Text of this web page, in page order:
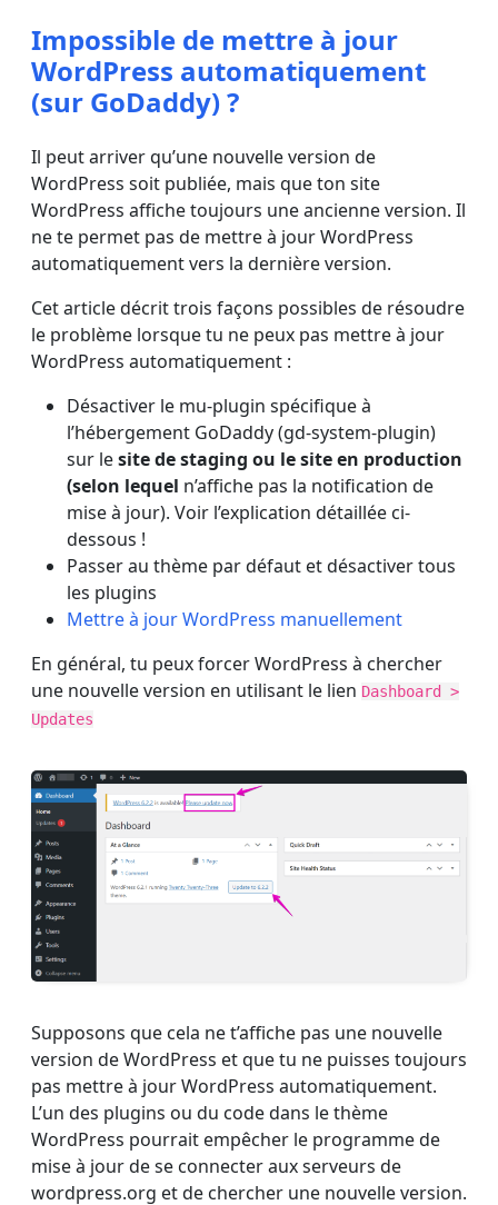
Impossible de mettre à jour
WordPress automatiquement
(sur GoDaddy) ?
Il peut arriver qu’une nouvelle version de
WordPress soit publiée, mais que ton site
WordPress affiche toujours une ancienne version. Il
ne te permet pas de mettre à jour WordPress
automatiquement vers la dernière version.
Cet article décrit trois façons possibles de résoudre
le problème lorsque tu ne peux pas mettre à jour
WordPress automatiquement :
Désactiver le mu-plugin spécifique à
l’hébergement GoDaddy (gd-system-plugin)
sur lesite de staging ou le site en production
(selon lequel n’affiche pas la notification de
mise à jour). Voir l’explication détaillée ci-
dessous !
Passer au thème par défaut et désactiver tous
les plugins
Mettre à jour WordPress manuellement
En général, tu peux forcer WordPress à chercher
une nouvelle version en utilisant le lien Dashboard >
Updates
Supposons que cela ne t’affiche pas une nouvelle
version de WordPress et que tu ne puisses toujours
pas mettre à jour WordPress automatiquement.
L’un des plugins ou du code dans le thème
WordPress pourrait empêcher le programme de
mise à jour de se connecter aux serveurs de
wordpress.org et de chercher une nouvelle version.